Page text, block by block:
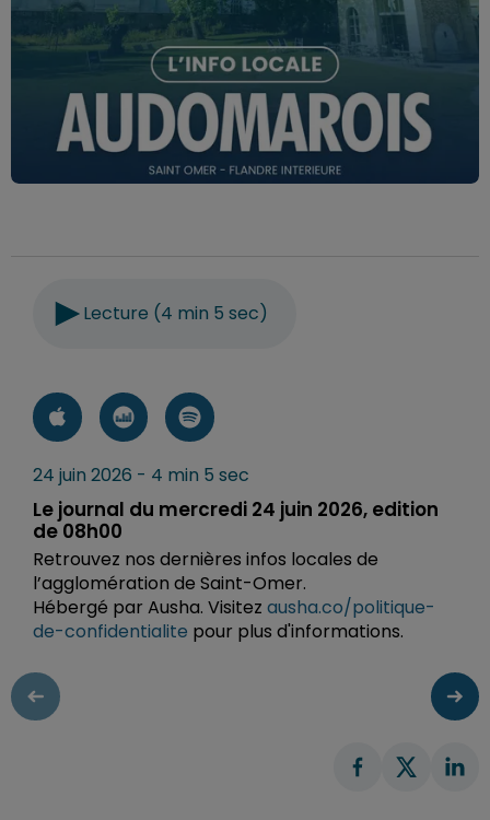
Lecture (4 min 5 sec)
24 juin 2026 - 4 min 5 sec
Le journal du mercredi 24 juin 2026, edition
de 08h00
Retrouvez nos dernières infos locales de
l’agglomération de Saint-Omer.
Hébergé par Ausha. Visitez ausha.co/politique-
de-confidentialite pour plus d'informations.